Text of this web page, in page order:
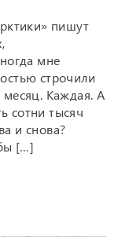
пишут
мне
строчили
месяц. Каждая. А
сотни тысяч
и снова?
[…]